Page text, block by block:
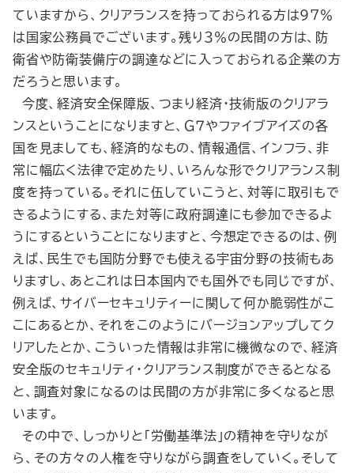
ていますから、クリアランスを持っておられる方は97％
は国家公務員でございます。残り３％の民間の方は、防
衛省や防衛装備庁の調達などに入っておられる企業の方
だろうと思います。
今度、経済安全保障版、つまり経済・技術版のクリアラ
ンスということになりますと、Ｇ７やファイブアイズの各
国を見ましても、経済的なもの、情報通信、インフラ、非
常に幅広く法律で定めたり、いろんな形でクリアランス制
度を持っている。それに伍していこうと、対等に取引もで
きるようにする、また対等に政府調達にも参加できるよ
うにするということになりますと、今想定できるのは、例
えば、民生でも国防分野でも使える宇宙分野の技術もあ
りますし、あとこれは日本国内でも国外でも同じですが、
例えば、サイバーセキュリティーに関して何か脆弱性がこ
こにあるとか、それをこのようにバージョンアップしてク
リアしたとか、こういった情報は非常に機微なので、経済
安全版のセキュリティ・クリアランス制度ができるとなる
と、調査対象になるのは民間の方が非常に多くなると思
います。
その中で、しっかりと「労働基準法」の精神を守りなが
ら、その方々の人権を守りながら調査をしていく。そして